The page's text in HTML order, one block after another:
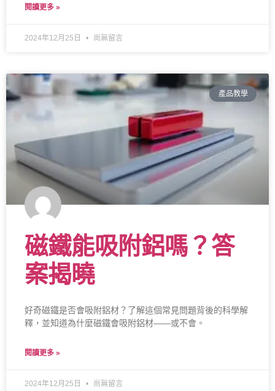
閱讀更多 »
2024年12月25日 尚無留言
產品教學
磁鐵能吸附鋁嗎？答
案揭曉
好奇磁鐵是否會吸附鋁材？了解這個常見問題背後的科學解
釋，並知道為什麼磁鐵會吸附鋁材——或不會。
閱讀更多 »
2024年12月25日 尚無留言